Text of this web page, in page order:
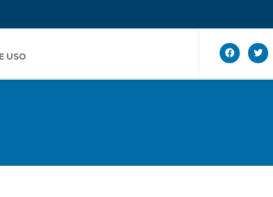
USO
facebook
twitter